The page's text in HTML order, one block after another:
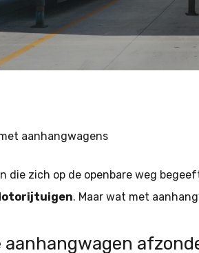
aanhangwagens
die zich op de openbare weg
. Maar wat met
aanhangwagen